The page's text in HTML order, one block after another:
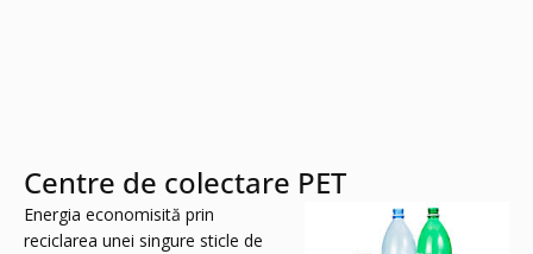
Centre de colectare PET
Energia economisită prin
reciclarea unei singure sticle de